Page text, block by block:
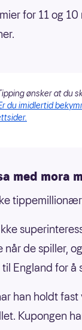
for 11 og
ønsker at du
du imidlertid
med mora
når de spiller,
England for å
han holdt
Kupongen